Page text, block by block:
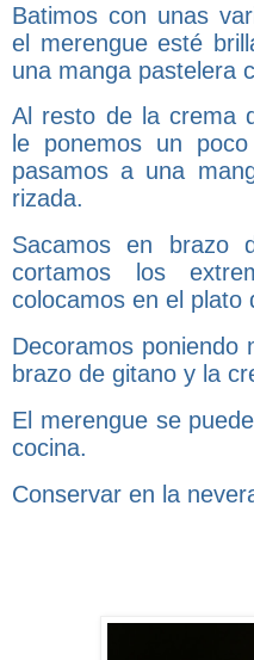
Batimos con unas
el merengue esté
una manga pastelera
Al resto de la crema
le ponemos un
pasamos a una
rizada.
Sacamos en brazo
cortamos los
colocamos en el plato
Decoramos poniendo
brazo de gitano y la
El merengue se
cocina.
Conservar en la